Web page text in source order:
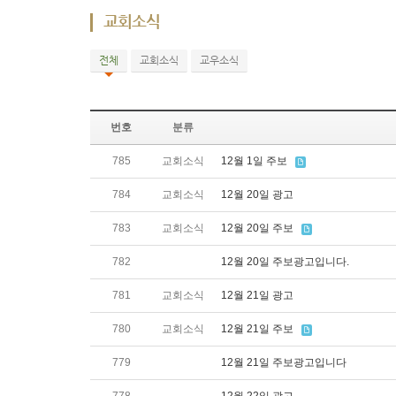
교회소식
전체 교회소식 교우소식
번호 분류
785 교회소식 12월 1일 주보
784 교회소식 12월 20일 광고
783 교회소식 12월 20일 주보
782 12월 20일 주보광고입니다.
781 교회소식 12월 21일 광고
780 교회소식 12월 21일 주보
779 12월 21일 주보광고입니다